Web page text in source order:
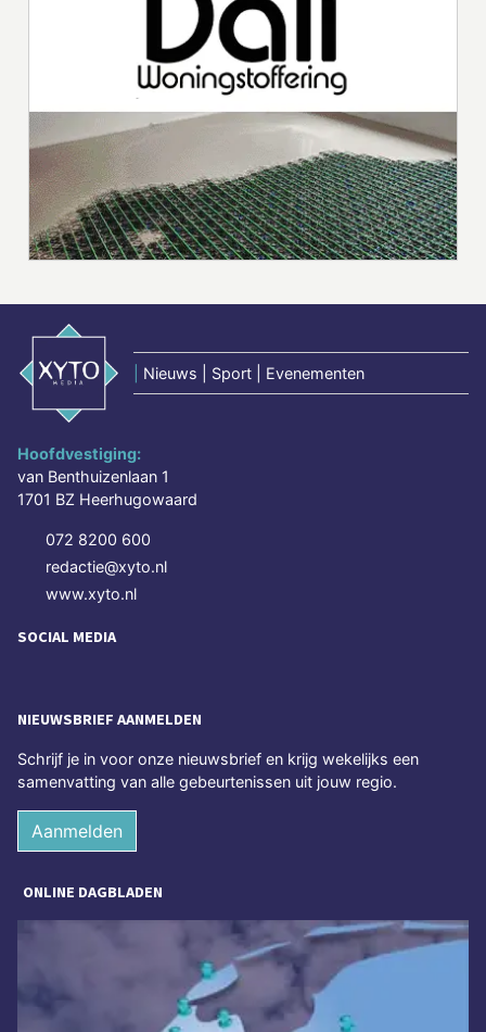
Nieuws | Sport | Evenementen
Hoofdvestiging:
van Benthuizenlaan 1
1701 BZ Heerhugowaard
072 8200 600
redactie@xyto.nl
www.xyto.nl
SOCIAL MEDIA
NIEUWSBRIEF AANMELDEN
Schrijf je in voor onze nieuwsbrief en krijg wekelijks een
samenvatting van alle gebeurtenissen uit jouw regio.
Aanmelden
ONLINE DAGBLADEN